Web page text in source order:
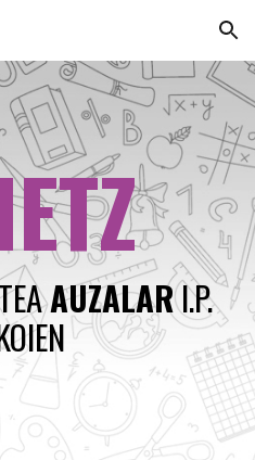
Skip to navigation
AUZALARI.P.